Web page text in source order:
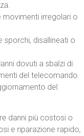
movimenti irregolari o
sporchi, disallineati o
dovuti a sbalzi di
del telecomando.
del
danni più costosi o
e riparazione rapido,